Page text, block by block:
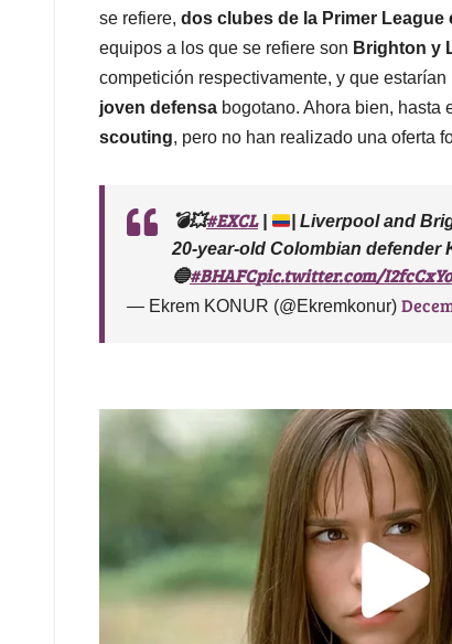
se refiere, dos clubes de la Primer
equipos a los que se refiere son Brighton y
competición respectivamente, y que estarían
joven defensa bogotano. Ahora bien, hasta
scouting, pero no han realizado una oferta
💣💥#EXCL|
| Liverpool and
20-year-old Colombian defender
🔵#BHAFCpic.twitter.com/
— Ekrem KONUR (@Ekremkonur)